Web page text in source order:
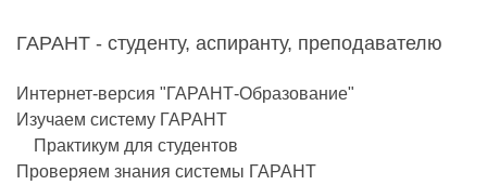
ГАРАНТ - студенту, аспиранту, преподавателю
Интернет-версия "ГАРАНТ-Образование"
Изучаем систему ГАРАНТ
Практикум для студентов
Проверяем знания системы ГАРАНТ